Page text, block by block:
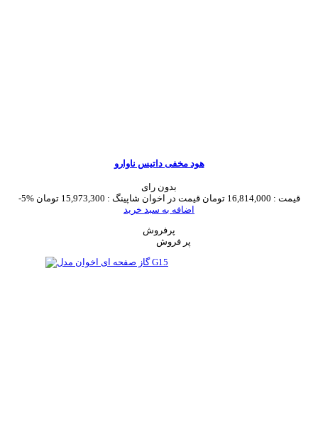
هود مخفی داتیس ناوارو
بدون رای
-5%
قیمت : 16,814,000 تومان قیمت در اخوان شاپینگ : 15,973,300 تومان
اضافه به سبد خرید
پرفروش